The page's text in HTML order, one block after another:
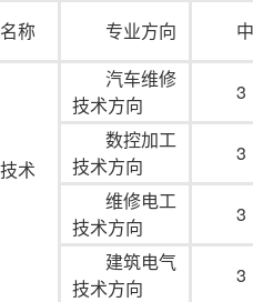
称 专业方向
术
汽车维修
技术方向
3
数控加工
技术方向
3
维修电工
技术方向
3
建筑电气
技术方向
3